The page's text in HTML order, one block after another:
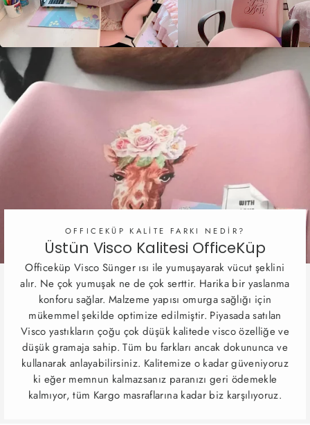
OFFICEKÜP KALİTE FARKI NEDİR?
Üstün Visco Kalitesi OfficeKüp
Officeküp Visco Sünger ısı ile yumuşayarak vücut şeklini
alır. Ne çok yumuşak ne de çok serttir. Harika bir yaslanma
konforu sağlar. Malzeme yapısı omurga sağlığı için
mükemmel şekilde optimize edilmiştir. Piyasada satılan
Visco yastıkların çoğu çok düşük kalitede visco özelliğe ve
düşük gramaja sahip. Tüm bu farkları ancak dokununca ve
kullanarak anlayabilirsiniz. Kalitemize o kadar güveniyoruz
ki eğer memnun kalmazsanız paranızı geri ödemekle
kalmıyor, tüm Kargo masraflarına kadar biz karşılıyoruz.